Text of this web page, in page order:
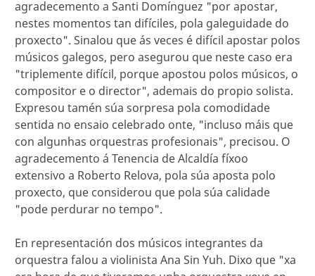
agradecemento a Santi Domínguez "por apostar,
nestes momentos tan difíciles, pola galeguidade do
proxecto". Sinalou que ás veces é difícil apostar polos
músicos galegos, pero asegurou que neste caso era
"triplemente difícil, porque apostou polos músicos, o
compositor e o director", ademais do propio solista.
Expresou tamén súa sorpresa pola comodidade
sentida no ensaio celebrado onte, "incluso máis que
con algunhas orquestras profesionais", precisou. O
agradecemento á Tenencia de Alcaldía fíxoo
extensivo a Roberto Relova, pola súa aposta polo
proxecto, que considerou que pola súa calidade
"pode perdurar no tempo".
En representación dos músicos integrantes da
orquestra falou a violinista Ana Sin Yuh. Dixo que "xa